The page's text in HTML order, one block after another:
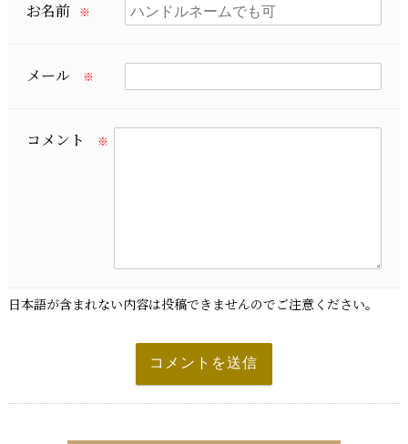
お名前 ※
メール ※
コメント ※
日本語が含まれない内容は投稿できませんのでご注意ください。